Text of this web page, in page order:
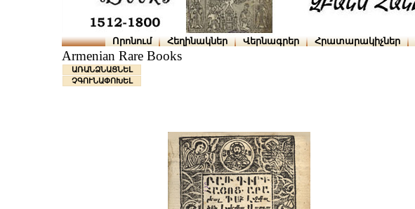
Որոնում Հեղինակներ Վերնագրեր Հրատարակիչներ
Armenian Rare Books
ԱՌԱՆՁՆԱՑՆԵԼ
ՉԳՈՒՆԱՓՈԽԵԼ